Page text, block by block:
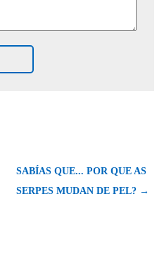
SABÍAS QUE... POR QUE AS
SERPES MUDAN DE PEL? →